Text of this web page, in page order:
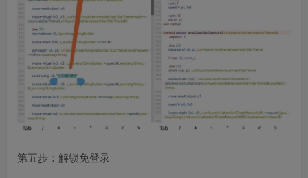
第五步：解锁免登录